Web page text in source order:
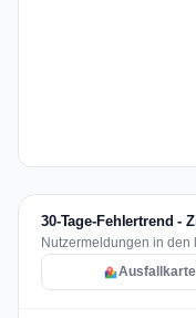
30-Tage-Fehlertrend -
Nutzermeldungen in den
Ausfallkarte